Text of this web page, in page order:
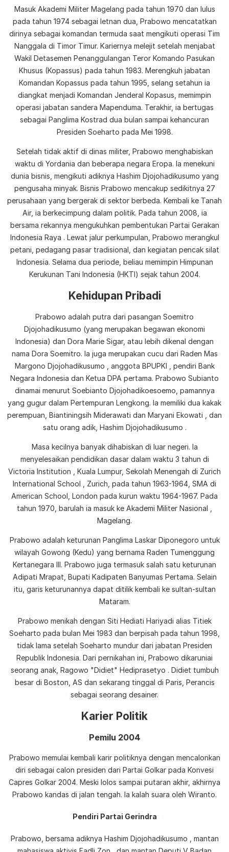
Masuk Akademi Militer Magelang pada tahun 1970 dan lulus
pada tahun 1974 sebagai letnan dua, Prabowo mencatatkan
dirinya sebagai komandan termuda saat mengikuti operasi Tim
Nanggala di Timor Timur. Kariernya melejit setelah menjabat
Wakil Detasemen Penanggulangan Teror Komando Pasukan
Khusus (Kopassus) pada tahun 1983. Merengkuh jabatan
Komandan Kopassus pada tahun 1995, selang setahun ia
diangkat menjadi Komandan Jenderal Kopasus, memimpin
operasi jabatan sandera Mapenduma. Terakhir, ia bertugas
sebagai Panglima Kostrad dua bulan sampai kehancuran
Presiden Soeharto pada Mei 1998.
Setelah tidak aktif di dinas militer, Prabowo menghabiskan
waktu di Yordania dan beberapa negara Eropa. Ia menekuni
dunia bisnis, mengikuti adiknya Hashim Djojohadikusumo yang
pengusaha minyak. Bisnis Prabowo mencakup sedikitnya 27
perusahaan yang bergerak di sektor berbeda. Kembali ke Tanah
Air, ia berkecimpung dalam politik. Pada tahun 2008, ia
bersama rekannya mengukuhkan pembentukan Partai Gerakan
Indonesia Raya . Lewat jalur perkumpulan, Prabowo merangkul
petani, pedagang pasar tradisional, dan kegiatan pencak silat
Indonesia. Selama dua periode, beliau memimpin Himpunan
Kerukunan Tani Indonesia (HKTI) sejak tahun 2004.
Kehidupan Pribadi
Prabowo adalah putra dari pasangan Soemitro
Djojohadikusumo (yang merupakan begawan ekonomi
Indonesia) dan Dora Marie Sigar, atau lebih dikenal dengan
nama Dora Soemitro. Ia juga merupakan cucu dari Raden Mas
Margono Djojohadikusumo , anggota BPUPKI , pendiri Bank
Negara Indonesia dan Ketua DPA pertama. Prabowo Subianto
dinamai menurut Soebianto Djojohadikoesoemo, pamannya
yang gugur dalam Pertempuran Lengkong. Ia memiliki dua kakak
perempuan, Biantiningsih Miderawati dan Maryani Ekowati , dan
satu orang adik, Hashim Djojohadikusumo .
Masa kecilnya banyak dihabiskan di luar negeri. Ia
menyelesaikan pendidikan dasar dalam waktu 3 tahun di
Victoria Institution , Kuala Lumpur, Sekolah Menengah di Zurich
International School , Zurich, pada tahun 1963-1964, SMA di
American School, London pada kurun waktu 1964-1967. Pada
tahun 1970, barulah ia masuk ke Akademi Militer Nasional ,
Magelang.
Prabowo adalah keturunan Panglima Laskar Diponegoro untuk
wilayah Gowong (Kedu) yang bernama Raden Tumenggung
Kertanegara III. Prabowo juga termasuk salah satu keturunan
Adipati Mrapat, Bupati Kadipaten Banyumas Pertama. Selain
itu, garis keturunannya dapat ditilik kembali ke sultan-sultan
Mataram.
Prabowo menikah dengan Siti Hediati Hariyadi alias Titiek
Soeharto pada bulan Mei 1983 dan berpisah pada tahun 1998,
tidak lama setelah Soeharto mundur dari jabatan Presiden
Republik Indonesia. Dari pernikahan ini, Prabowo dikaruniai
seorang anak, Ragowo "Didiet" Hediprasetyo . Didiet tumbuh
besar di Boston, AS dan sekarang tinggal di Paris, Perancis
sebagai seorang desainer.
Karier Politik
Pemilu 2004
Prabowo memulai kembali karir politiknya dengan mencalonkan
diri sebagai calon presiden dari Partai Golkar pada Konvesi
Capres Golkar 2004. Meski lolos sampai putaran akhir, akhirnya
Prabowo kandas di jalan tengah. Ia kalah suara oleh Wiranto.
Pendiri Partai Gerindra
Prabowo, bersama adiknya Hashim Djojohadikusumo , mantan